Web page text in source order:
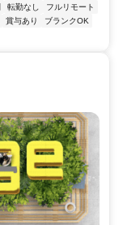
転勤なし
フルリモート
賞与あり
ブランクOK